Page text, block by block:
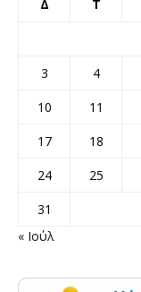
Δ Τ
3
4
10
11
17
18
24
25
31
« Ιούλ